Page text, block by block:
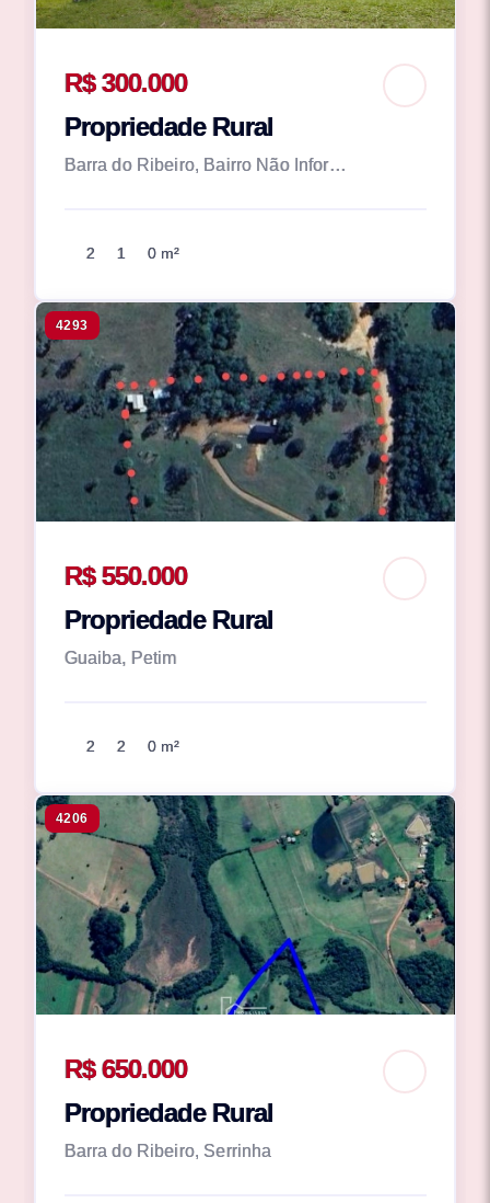
R$ 300.000
Propriedade Rural
Barra do Ribeiro, Bairro Não Informado
2 1 0 m²
4293
R$ 550.000
Propriedade Rural
Guaiba, Petim
2 2 0 m²
4206
R$ 650.000
Propriedade Rural
Barra do Ribeiro, Serrinha